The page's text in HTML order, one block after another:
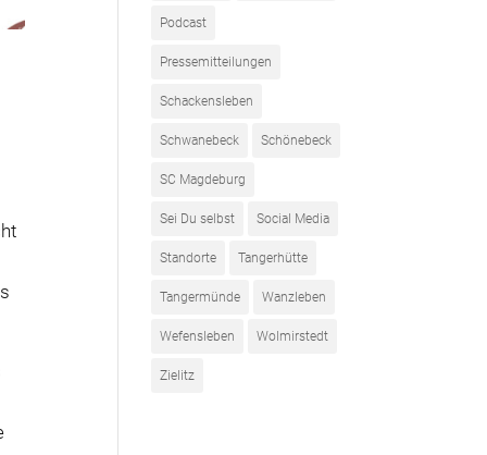
Podcast
Pressemitteilungen
Schackensleben
Schwanebeck Schönebeck
SC Magdeburg
Sei Du selbst Social Media
Standorte Tangerhütte
Tangermünde Wanzleben
Wefensleben Wolmirstedt
Zielitz